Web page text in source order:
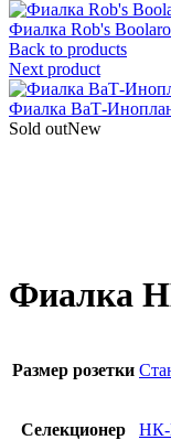
Фиалка Rob's
Back to products
Next product
Фиалка ВаТ-
Sold outNew
Фиалка
Размер розетки
Селекционер НК-